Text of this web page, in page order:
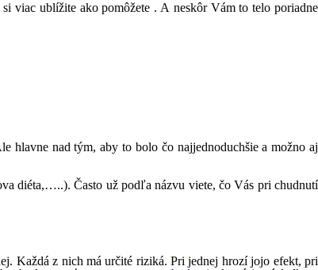
viac ublížite ako pomôžete . A neskôr Vám to telo poriadne
hlavne nad tým, aby to bolo čo najjednoduchšie a možno aj
diéta,…..). Často už podľa názvu viete, čo Vás pri chudnutí
Každá z nich má určité riziká. Pri jednej hrozí jojo efekt, pri